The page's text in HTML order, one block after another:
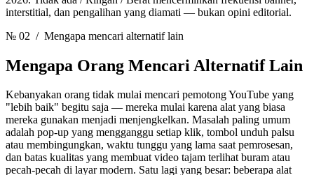
interstitial, dan pengalihan yang diamati — bukan opini editorial.
№ 02 / Mengapa mencari alternatif lain
Mengapa Orang Mencari Alternatif Lain
Kebanyakan orang tidak mulai mencari pemotong YouTube yang
"lebih baik" begitu saja — mereka mulai karena alat yang biasa
mereka gunakan menjadi menjengkelkan. Masalah paling umum
adalah pop-up yang mengganggu setiap klik, tombol unduh palsu
atau membingungkan, waktu tunggu yang lama saat pemrosesan,
dan batas kualitas yang membuat video tajam terlihat buram atau
pecah-pecah di layar modern. Satu lagi yang besar: beberapa alat